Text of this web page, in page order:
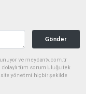
Gönder
ve meydantv.com.tr
dolaylı tüm sorumluluğu tek
site yönetimi hiçbir şekilde